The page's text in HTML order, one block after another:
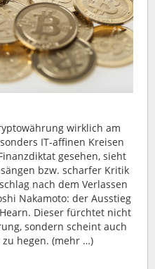
wirklich am
IT-affinen Kreisen
gesehen, sieht
bzw. scharfer Kritik
nach dem Verlassen
Nakamoto: der Ausstieg
Dieser fürchtet nicht
sondern scheint auch
hegen. (mehr …)